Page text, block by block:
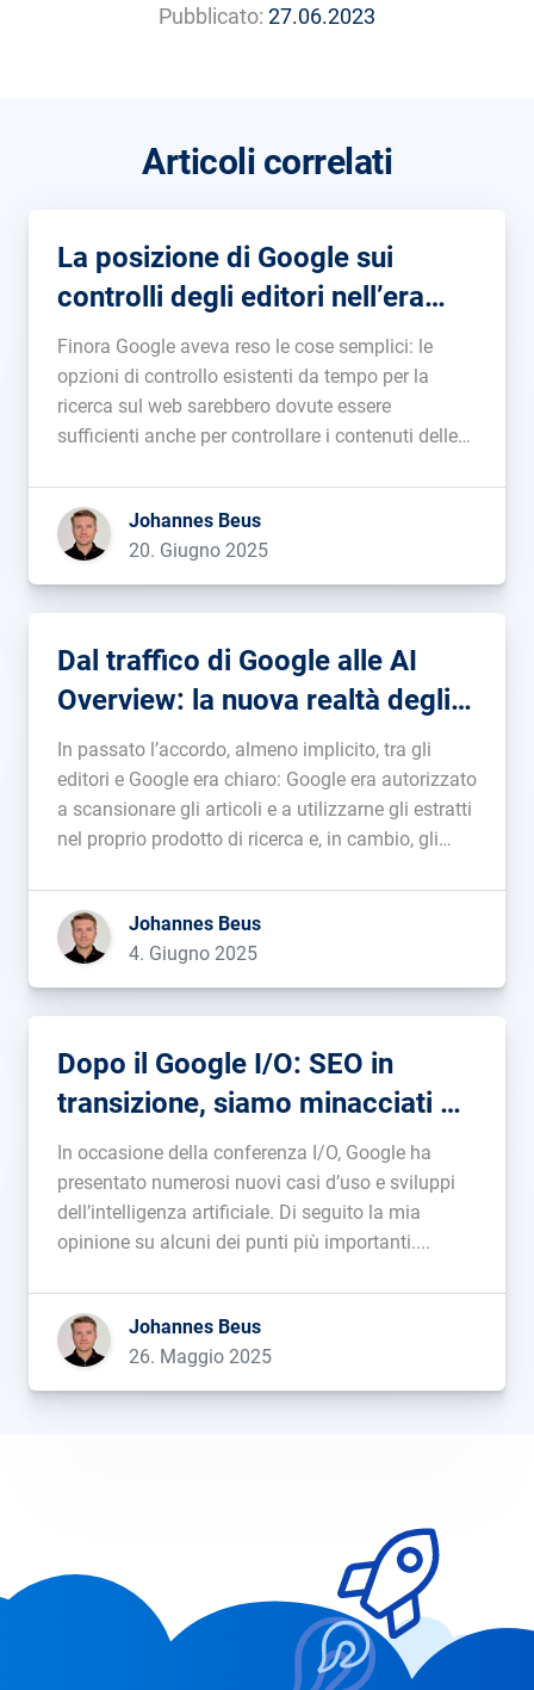
Pubblicato: 27.06.2023
Articoli correlati
La posizione di Google sui
controlli degli editori nell’era
dell’AI: uno sguardo dietro le
quinte
Finora Google aveva reso le cose semplici: le
opzioni di controllo esistenti da tempo per la
ricerca sul web sarebbero dovute essere
sufficienti anche per controllare i contenuti delle
che di visualizzazione. Scopri subito come
sfruttare SISTRIX per il tuo business […]...
Johannes Beus
20. Giugno 2025
Dal traffico di Google alle AI
Overview: la nuova realtà degli
editori
In passato l’accordo, almeno implicito, tra gli
editori e Google era chiaro: Google era autorizzato
a scansionare gli articoli e a utilizzarne gli estratti
nel proprio prodotto di ricerca e, in cambio, gli
(fermo restando che l’anteprima del contenuto
fosse abbastanza interessante da attirare […]...
Johannes Beus
4. Giugno 2025
Dopo il Google I/O: SEO in
transizione, siamo minacciati da
un minor traffico a causa
dell’AI?
In occasione della conferenza I/O, Google ha
presentato numerosi nuovi casi d’uso e sviluppi
dell’intelligenza artificiale. Di seguito la mia
opinione su alcuni dei punti più importanti....
Johannes Beus
26. Maggio 2025